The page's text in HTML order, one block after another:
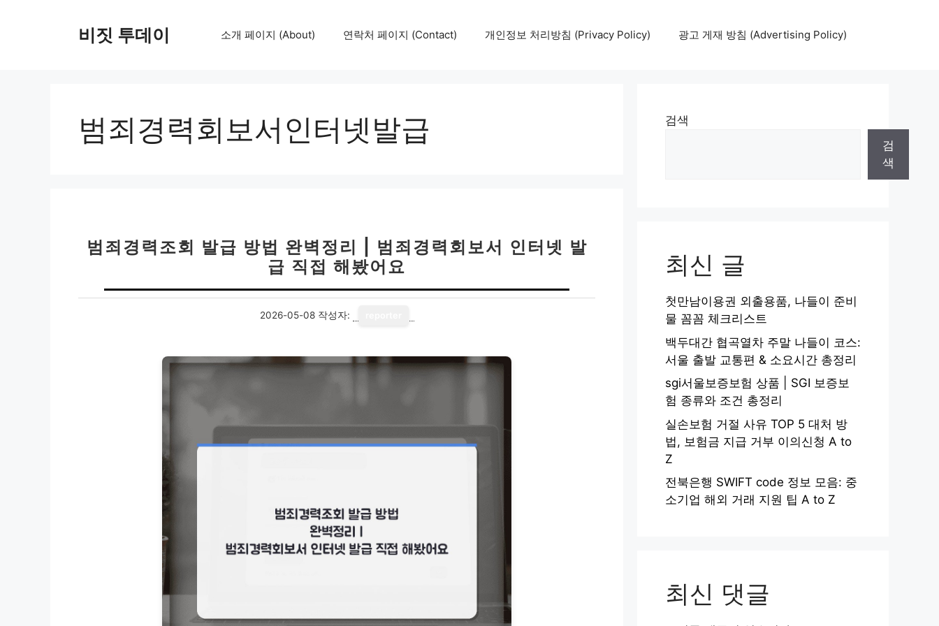
비짓 투데이 소개 페이지 (About) 연락처 페이지 (Contact) 개인정보 처리방침 (Privacy Policy) 광고 게재 방침 (Advertising Policy)
범죄경력회보서인터넷발급
범죄경력조회 발급 방법 완벽정리 | 범죄경력회보서 인터넷 발
급 직접 해봤어요
2026-05-08 작성자:
검색
검
색
최신 글
첫만남이용권 외출용품, 나들이 준비
물 꼼꼼 체크리스트
백두대간 협곡열차 주말 나들이 코스:
서울 출발 교통편 & 소요시간 총정리
sgi서울보증보험 상품 | SGI 보증보
험 종류와 조건 총정리
실손보험 거절 사유 TOP 5 대처 방
법, 보험금 지급 거부 이의신청 A to
Z
전북은행 SWIFT code 정보 모음: 중
소기업 해외 거래 지원 팁 A to Z
최신 댓글